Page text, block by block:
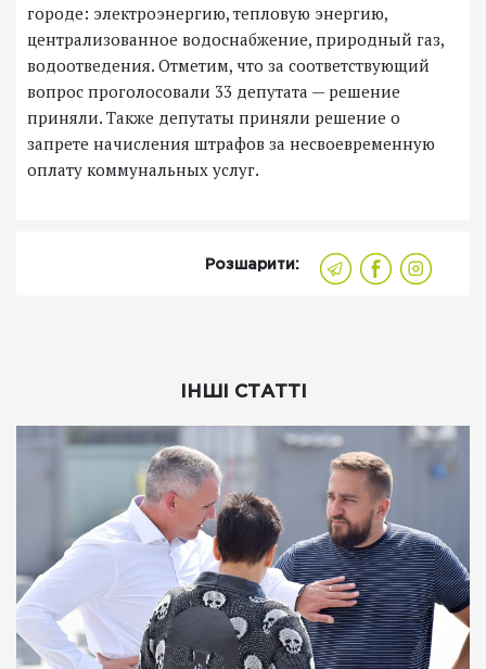
городе: электроэнергию, тепловую энергию,
централизованное водоснабжение, природный газ,
водоотведения. Отметим, что за соответствующий
вопрос проголосовали 33 депутата — решение
приняли. Также депутаты приняли решение о
запрете начисления штрафов за несвоевременную
оплату коммунальных услуг.
Розшарити:
ІНШІ СТАТТІ